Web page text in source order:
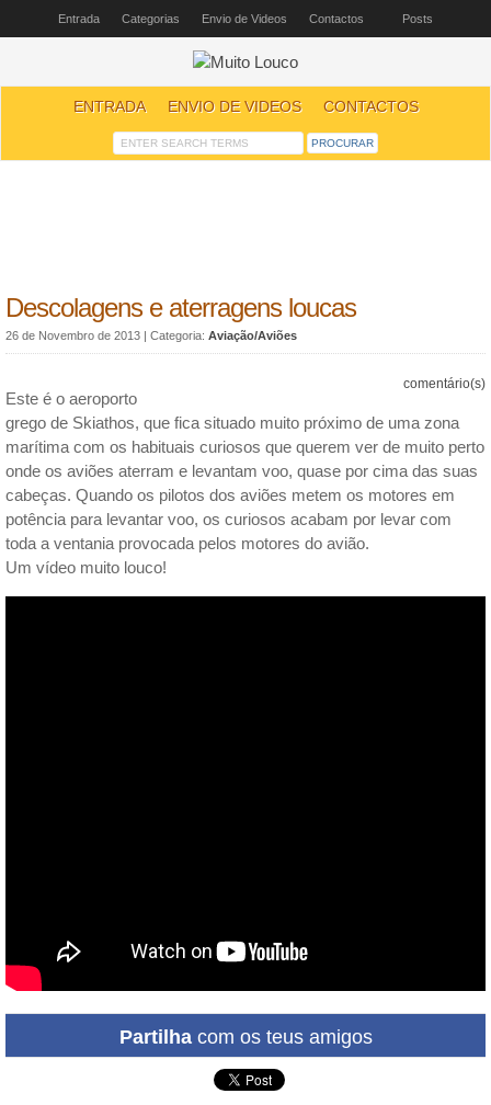
Entrada Categorias Envio de Videos Contactos Posts
ENTRADA ENVIO DE VIDEOS CONTACTOS
Descolagens e aterragens loucas
26 de Novembro de 2013 | Categoria: Aviação/Aviões
comentário(s)
Este é o aeroporto
grego de Skiathos, que fica situado muito próximo de uma zona
marítima com os habituais curiosos que querem ver de muito perto
onde os aviões aterram e levantam voo, quase por cima das suas
cabeças. Quando os pilotos dos aviões metem os motores em
potência para levantar voo, os curiosos acabam por levar com
toda a ventania provocada pelos motores do avião.
Um vídeo muito louco!
Partilhacom os teus amigos